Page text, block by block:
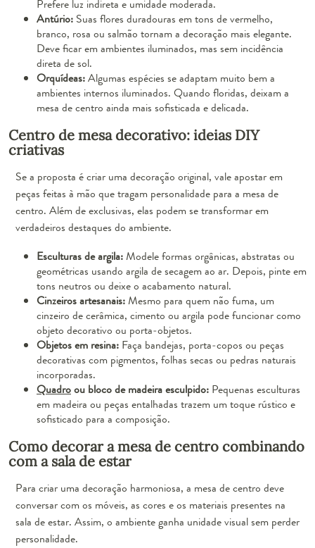
Prefere luz indireta e umidade moderada.
Antúrio: Suas flores duradouras em tons de vermelho,
branco, rosa ou salmão tornam a decoração mais elegante.
Deve ficar em ambientes iluminados, mas sem incidência
direta de sol.
Orquídeas:Algumas espécies se adaptam muito bem a
ambientes internos iluminados. Quando floridas, deixam a
mesa de centro ainda mais sofisticada e delicada.
Centro de mesa decorativo: ideias DIY
criativas
Se a proposta é criar uma decoração original, vale apostar em
peças feitas à mão que tragam personalidade para a mesa de
centro. Além de exclusivas, elas podem se transformar em
verdadeiros destaques do ambiente.
Esculturas de argila:Modele formas orgânicas, abstratas ou
geométricas usando argila de secagem ao ar. Depois, pinte em
tons neutros ou deixe o acabamento natural.
Cinzeiros artesanais:Mesmo para quem não fuma, um
cinzeiro de cerâmica, cimento ou argila pode funcionar como
objeto decorativo ou porta-objetos.
Objetos em resina: Faça bandejas, porta-copos ou peças
decorativas com pigmentos, folhas secas ou pedras naturais
incorporadas.
Quadroou bloco de madeira esculpido: Pequenas esculturas
em madeira ou peças entalhadas trazem um toque rústico e
sofisticado para a composição.
Como decorar a mesa de centro combinando
com a sala de estar
Para criar uma decoração harmoniosa, a mesa de centro deve
conversar com os móveis, as cores e os materiais presentes na
sala de estar. Assim, o ambiente ganha unidade visual sem perder
personalidade.